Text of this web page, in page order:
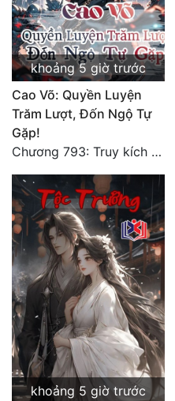
Điềm Đạm
khoảng 5 giờ trước
Cao Võ: Quyền Luyện
Trăm Lượt, Đốn Ngộ Tự
Gặp!
Chương 793: Truy kích (2)
khoảng 5 giờ trước